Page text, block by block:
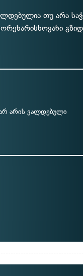
თუ არა
არის ვალდებული